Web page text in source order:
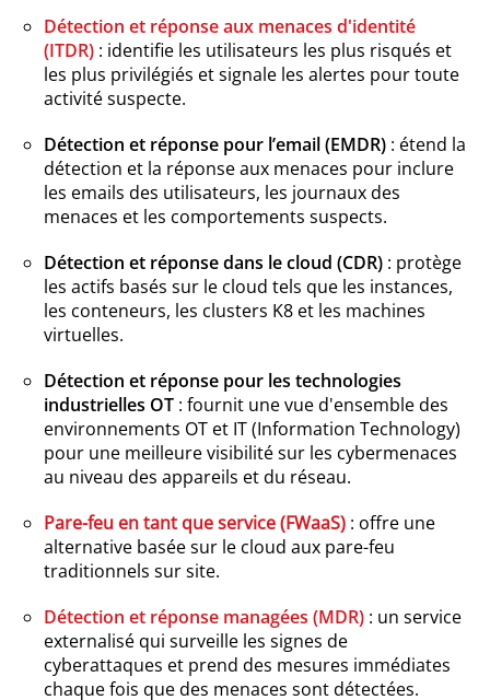
Détection et réponse aux menaces d'identité
(ITDR) : identifie les utilisateurs les plus risqués et
les plus privilégiés et signale les alertes pour toute
activité suspecte.
Détection et réponse pour l’email (EMDR) : étend la
détection et la réponse aux menaces pour inclure
les emails des utilisateurs, les journaux des
menaces et les comportements suspects.
Détection et réponse dans le cloud (CDR) : protège
les actifs basés sur le cloud tels que les instances,
les conteneurs, les clusters K8 et les machines
virtuelles.
Détection et réponse pour les technologies
industrielles OT : fournit une vue d'ensemble des
environnements OT et IT (Information Technology)
pour une meilleure visibilité sur les cybermenaces
au niveau des appareils et du réseau.
Pare-feu en tant que service (FWaaS) : offre une
alternative basée sur le cloud aux pare-feu
traditionnels sur site.
Détection et réponse managées (MDR) : un service
externalisé qui surveille les signes de
cyberattaques et prend des mesures immédiates
chaque fois que des menaces sont détectées.